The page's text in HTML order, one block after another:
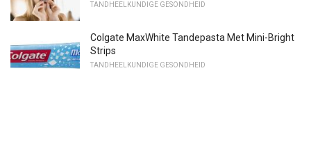
TANDHEELKUNDIGE GESONDHEID
Colgate MaxWhite Tandepasta Met Mini-Bright
Strips
TANDHEELKUNDIGE GESONDHEID